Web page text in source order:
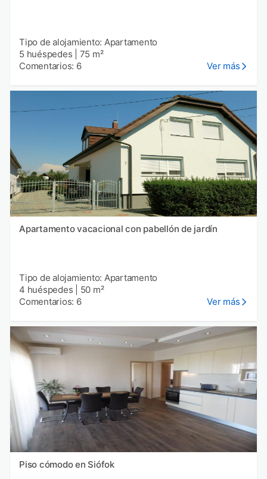
Tipo de alojamiento: Apartamento
5 huéspedes
75 m²
Comentarios: 6
Ver más
Apartamento vacacional con pabellón de jardín
Tipo de alojamiento: Apartamento
4 huéspedes
50 m²
Comentarios: 6
Ver más
Piso cómodo en Siófok